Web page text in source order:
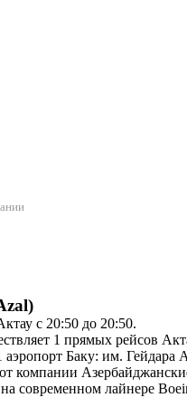
с 20:50 до 20:50.
1 прямых рейсов
Баку: им. Гейдара
компании
современном лайнере